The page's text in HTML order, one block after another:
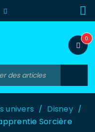
0
univers / Disney /
Sorcière